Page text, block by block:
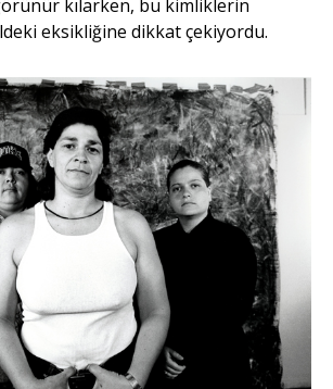
kılarken, bu kimliklerin
eksikliğine dikkat çekiyordu.